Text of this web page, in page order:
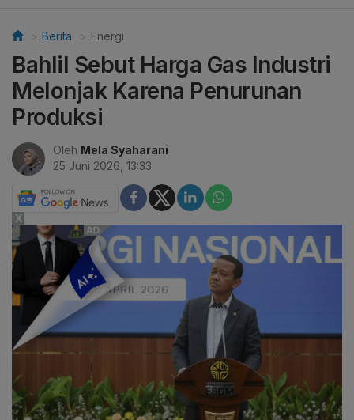
Berita Energi
Bahlil Sebut Harga Gas Industri
Melonjak Karena Penurunan
Produksi
Oleh Mela Syaharani
25 Juni 2026, 13:33
X